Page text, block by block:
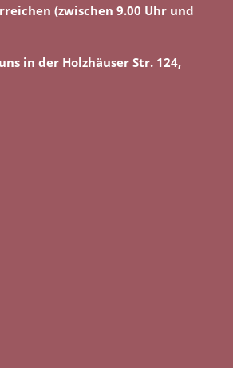
(zwischen 9.00 Uhr und
in der Holzhäuser Str. 124,